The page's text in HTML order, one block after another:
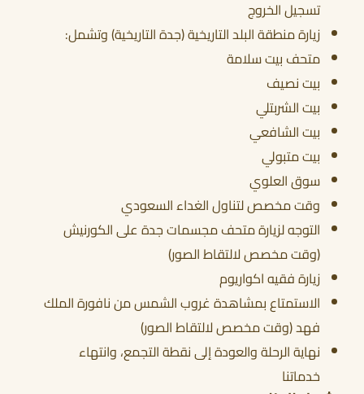
تسجيل الخروج
زيارة منطقة البلد التاريخية (جدة التاريخية) وتشمل:
متحف بيت سلامة
بيت نصيف
بيت الشربتلي
بيت الشافعي
بيت متبولي
سوق العلوي
وقت مخصص لتناول الغداء السعودي
التوجه لزيارة متحف مجسمات جدة على الكورنيش
(وقت مخصص لالتقاط الصور)
زيارة فقيه اكواريوم
الاستمتاع بمشاهدة غروب الشمس من نافورة الملك
فهد (وقت مخصص لالتقاط الصور)
نهاية الرحلة والعودة إلى نقطة التجمع، وانتهاء
خدماتنا